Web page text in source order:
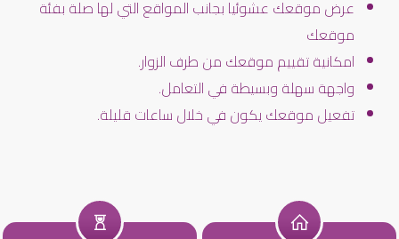
عرض موقعك عشوئيا بجانب المواقع التي لها صلة بفئة
موقعك
امكانية تقييم موقعك من طرف الزوار.
واجهة سهلة وبسيطة في التعامل.
تفعيل موقعك يكون في خلال ساعات قليلة.